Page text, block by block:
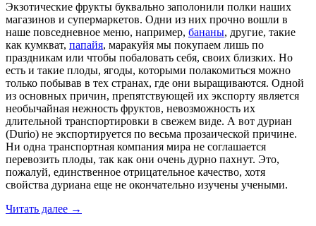
Экзотические фрукты буквально заполонили полки наших
магазинов и супермаркетов. Одни из них прочно вошли в
наше повседневное меню, например, бананы, другие, такие
как кумкват, папайя, маракуйя мы покупаем лишь по
праздникам или чтобы побаловать себя, своих близких. Но
есть и такие плоды, ягоды, которыми полакомиться можно
только побывав в тех странах, где они выращиваются. Одной
из основных причин, препятствующей их экспорту является
необычайная нежность фруктов, невозможность их
длительной транспортировки в свежем виде. А вот дуриан
(Durio) не экспортируется по весьма прозаической причине.
Ни одна транспортная компания мира не соглашается
перевозить плоды, так как они очень дурно пахнут. Это,
пожалуй, единственное отрицательное качество, хотя
свойства дуриана еще не окончательно изучены учеными.
Читать далее →